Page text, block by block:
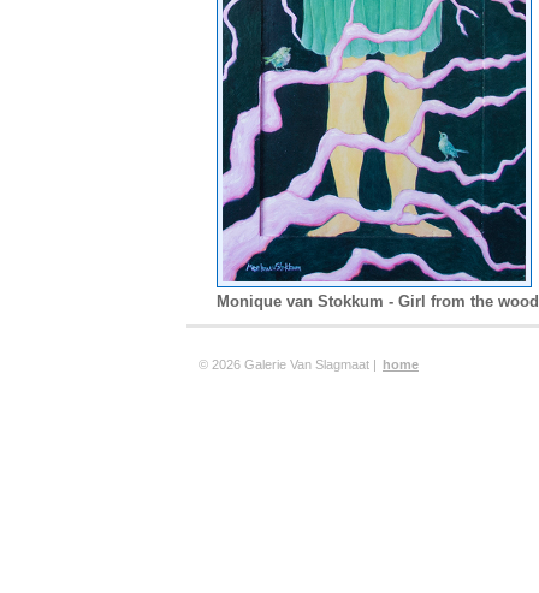
Monique van Stokkum - Girl from the
© 2026 Galerie Van Slagmaat | home